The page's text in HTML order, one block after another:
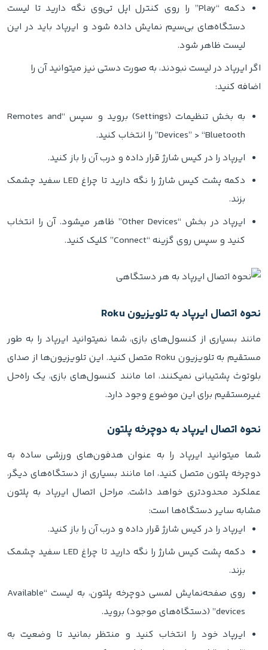
دکمه “Play” را روی کنترل اپل تی‌وی نگه دارید تا لیست
دستگاه‌های بی‌سیم نمایش داده شود و ایرپاد باید در این
لیست ظاهر شود.
اگر ایرپاد در لیست نبودند، به صورت دستی نیز میتوانید آن را
اضافه کنید:
به بخش تنظیمات (Settings) بروید و سپس “Remotes and
Devices” > “Bluetooth” را انتخاب کنید.
ایرپاد را در کیس شارژ قرار داده و درب آن را باز کنید.
دکمه پشت کیس شارژ را نگه دارید تا چراغ LED سفید چشمک
بزند.
ایرپاد در بخش “Other Devices” ظاهر میشود. آن را انتخاب
کنید و سپس روی گزینه “Connect” کلیک کنید.
نحوه اتصال ایرپاد به تلویزیون Roku
مانند بسیاری از کنسول‌های بازی، شما نمیتوانید ایرپاد را به طور
مستقیم به تلویزیون Roku متصل کنید. این تلویزیون‌ها از صدای
بلوتوث پشتیبانی نمیکنند، اما مانند کنسول‌های بازی، یک راه‌حل
غیرمستقیم برای این موضوع وجود دارد.
نحوه اتصال ایرپاد به دوچرخه پلتون
شما میتوانید ایرپاد را به عنوان هدفون‌های ورزشی ساده به
دوچرخه پلتون متصل کنید، اما مانند بسیاری از دستگاه‌های دیگر،
عملکرد محدودتری خواهد داشت. مراحل اتصال ایرپاد به پلتون
مشابه سایر دستگاه‌ها است:
ایرپاد را در کیس شارژ قرار داده و درب آن را باز کنید.
دکمه پشت کیس شارژ را نگه دارید تا چراغ LED سفید چشمک
بزند.
روی صفحه‌نمایش لمسی دوچرخه پلتون، به لیست “Available
devices” (دستگاه‌های موجود) بروید.
ایرپاد خود را انتخاب کنید و منتظر بمانید تا وضعیت به